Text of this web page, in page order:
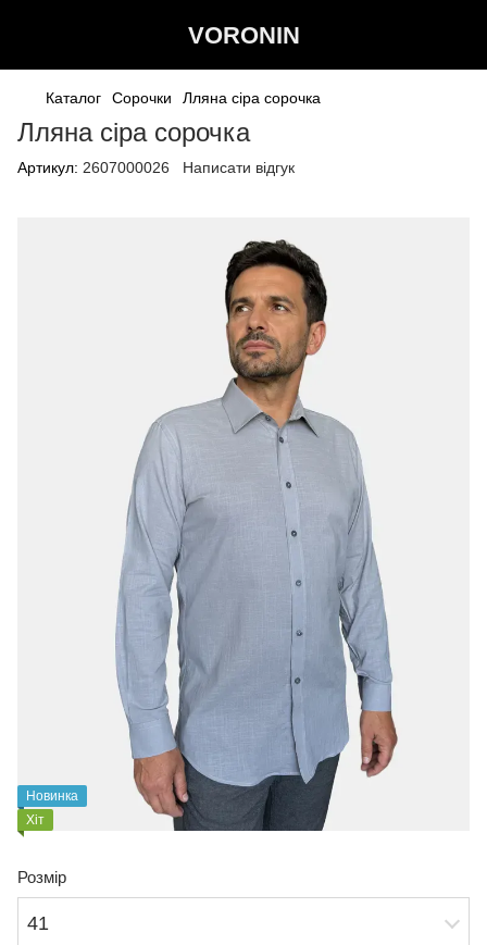
VORONIN
Каталог Сорочки Лляна сіра сорочка
Лляна сіра сорочка
Артикул: 2607000026 Написати відгук
Новинка
Хіт
Розмір
41